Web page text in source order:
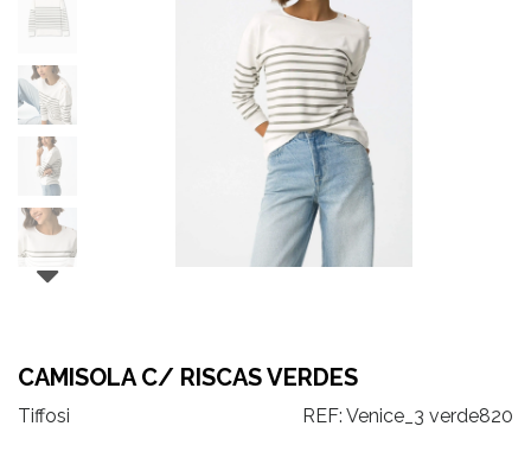
CAMISOLA C/ RISCAS VERDES
Tiffosi REF: Venice_3 verde820